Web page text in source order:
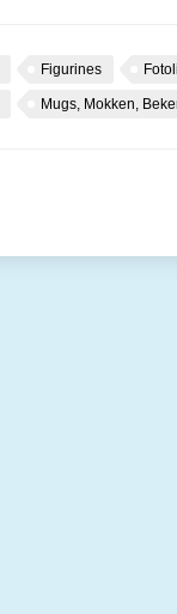
Figurines
Mugs, Mokken,